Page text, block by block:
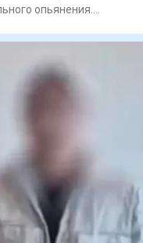
опьянения.